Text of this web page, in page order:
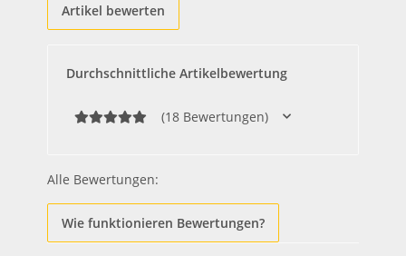
Durchschnittliche Artikelbewertung
(18 Bewertungen)
Artikel bewerten
Alle Bewertungen:
Wie funktionieren Bewertungen?